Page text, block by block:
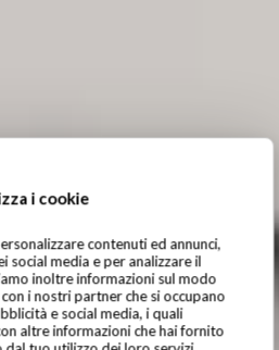
i cookie
contenuti ed annunci,
social media e per analizzare il
inoltre informazioni sul modo
i nostri partner che si occupano
e social media, i quali
altre informazioni che hai fornito